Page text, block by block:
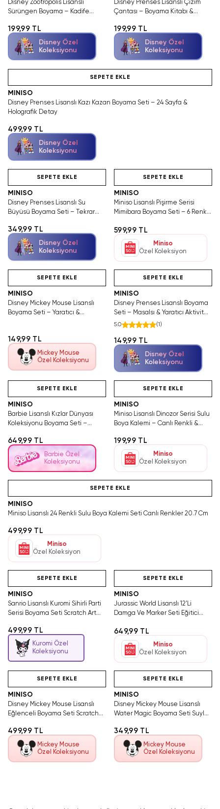
Disney Zootropolis Lisanslı
Sürüngen Boyama – Kadife
199,99 TL
Disney Özel
Koleksiyonu
Disney Prenses Lisanslı Çizim
Çantası – Boyama Kitabı &
199,99 TL
Disney Özel
Koleksiyonu
SEPETE EKLE
MINISO
Disney Prenses Lisanslı Kazı Kazan Boyama Seti – 24 Sayfa &
Holografik Detay
499,99 TL
Disney Özel
Koleksiyonu
SEPETE EKLE
MINISO
Disney Prenses Lisanslı Su
Büyüsü Boyama Seti – Tekrar
349,99 TL
Disney Özel
Koleksiyonu
SEPETE EKLE
MINISO
Miniso Lisanslı Pişirme Serisi
Mimibara Boyama Seti – 6 Renkli
599,99 TL
Miniso
Özel Koleksiyon
SEPETE EKLE
MINISO
Disney Mickey Mouse Lisanslı
Boyama Seti – Yaratıcı &
149,99 TL
Mickey Mouse
Özel Koleksiyonu
SEPETE EKLE
MINISO
Disney Prenses Lisanslı Boyama
Seti – Masalsı & Yaratıcı Aktivite
Seti
5.0 (1 )
149,99 TL
Disney Özel
Koleksiyonu
SEPETE EKLE
MINISO
Barbie Lisanslı Kızlar Dünyası
Koleksiyonu Boyama Seti –
649,99 TL
Barbie Özel
Koleksiyonu
SEPETE EKLE
MINISO
Miniso Lisanslı Dinozor Serisi Sulu
Boya Kalemi – Canlı Renkli &
199,99 TL
Miniso
Özel Koleksiyon
SEPETE EKLE
MINISO
Miniso Lisanslı 24 Renkli Sulu Boya Kalemi Seti Canlı Renkler 20.7 Cm
499,99 TL
Miniso
Özel Koleksiyon
SEPETE EKLE
MINISO
Sanrio Lisanslı Kuromi Sihirli Parti
Serisi Boyama Seti Scratch Art
499,99 TL
Kuromi Özel
Koleksiyonu
SEPETE EKLE
MINISO
Jurassic World Lisanslı 12'Li
Damga Ve Marker Seti Eğitici
649,99 TL
Miniso
Özel Koleksiyon
SEPETE EKLE
MINISO
Disney Mickey Mouse Lisanslı
Eğlenceli Boyama Seti Scratch
499,99 TL
Mickey Mouse
Özel Koleksiyonu
SEPETE EKLE
MINISO
Disney Mickey Mouse Lisanslı
Water Magic Boyama Seti Suyla
349,99 TL
Mickey Mouse
Özel Koleksiyonu